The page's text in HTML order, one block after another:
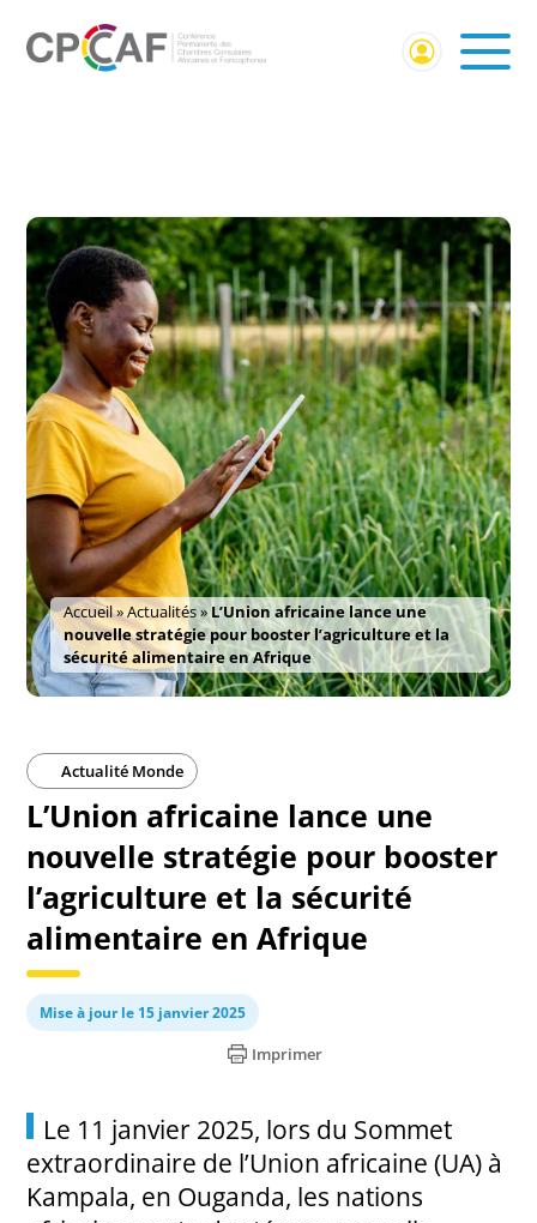
Accueil»Actualités»L’Union africaine lance une
nouvelle stratégie pour booster l’agriculture et la
sécurité alimentaire en Afrique
Actualité Monde
L’Union africaine lance une
nouvelle stratégie pour booster
l’agriculture et la sécurité
alimentaire en Afrique
Mise à jour le 15 janvier 2025
Imprimer
Le 11 janvier 2025, lors du Sommet
extraordinaire de l’Union africaine (UA) à
Kampala, en Ouganda, les nations